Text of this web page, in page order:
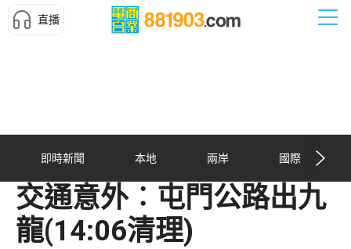
直播
即時新聞 本地 兩岸 國際
交通意外︰屯門公路出九
龍(14:06清理)